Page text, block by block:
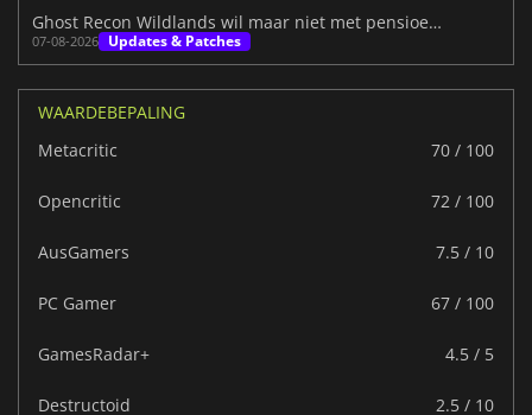
Ghost Recon Wildlands wil maar niet met pensioen gaan
07-08-2026 Updates & Patches
WAARDEBEPALING
Metacritic
70 / 100
Opencritic 72 / 100
AusGamers 7.5 / 10
PC Gamer 67 / 100
GamesRadar+ 4.5 / 5
Destructoid 2.5 / 10